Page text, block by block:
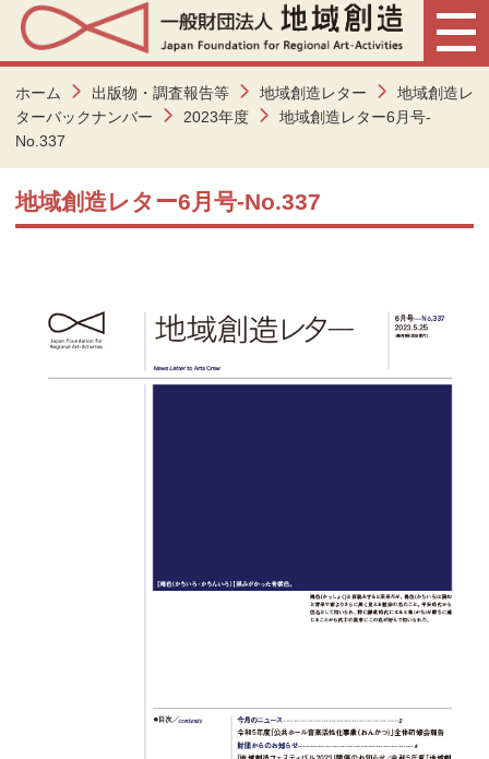
ホーム 出版物・調査報告等 地域創造レター
地域創造レ
ターバックナンバー
2023年度
地域創造レター6月号-
No.337
地域創造レター6月号-No.337